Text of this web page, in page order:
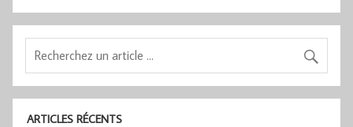
ARTICLES RÉCENTS